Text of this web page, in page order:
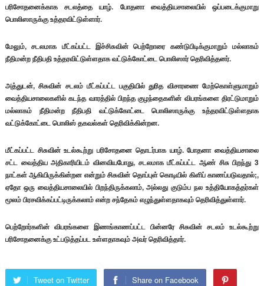
பரிசோதனைக்காக சடலத்தை யாழ். போதனா வைத்தியசாலையில் ஒப்படைக்குமாறு
பொலிஸாருக்கு உத்தரவிட்டுள்ளார்.
மேலும், சடலமாக மீட்கப்பட்ட இச்சிசுவின் பெற்றோரை கண்டுபிடிக்குமாறும் மல்லாகம்
நீதிமன்ற நீதிபதி உத்தரவிட்டுள்ளதாக வட்டுக்கோட்டை பொலிஸார் தெரிவித்தனர்.
அத்துடன், சிசுவின் சடலம் மீட்கப்பட்ட பகுதியில் துரித விசாரணை மேற்கொள்ளுமாறும்
வைத்தியசாலைகளில் கடந்த வாரத்தில் பிறந்த குழந்தைகளின் விபரங்களை திரட்டுமாறும்
மல்லாகம் நீதிமன்ற நீதிபதி வட்டுக்கோட்டை பொலிஸாருக்கு உத்தரவிட்டுள்ளதாக
வட்டுக்கோட்டை பொலிஸ் தகவல்கள் தெரிவிக்கின்றன.
மீட்கப்பட்ட சிசுவின் உடல்கூற்று பரிசோதனை தொடர்பாக யாழ். போதனா வைத்தியசாலை
சட்ட வைத்திய அதிகாரியிடம் வினவியபோது, சடலமாக மீட்கப்பட்ட ஆண் சிசு பிறந்து 3
நாட்கள் ஆகியிருக்கின்றன என்றும் சிசுவின் தொப்புள் கொடியில் கிளிப் காணப்படுவதால்;,
ஏதோ ஒரு வைத்தியசாலையில் பிறந்திருக்கலாம், அல்லது குடும்ப நல உத்தியோகத்தர்கள்
மூலம் பிரசவிக்கப்பட்டிருக்கலாம் என்ற சந்தேகம் எழுந்துள்ளதாகவும் தெரிவித்துள்ளார்.
பெற்றோர்களின் விபரங்களை இணங்காணப்பட்ட பின்னரே சிசுவின் சடலம் உடல்கூற்று
பரிசோதனைக்கு உட்படுத்தப்பட உள்ளதாகவும் அவர் தெரிவித்தார்.
Tweet on Twitter Share on Facebook